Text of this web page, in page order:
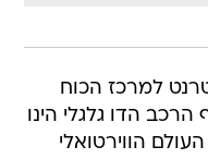
למרכז הכוח
הדו גלגלי הינו
הווירטואלי